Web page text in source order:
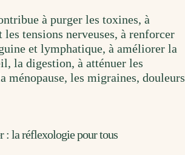
à purger les toxines, à
les tensions nerveuses, à renforcer
et lymphatique, à améliorer la
la digestion, à atténuer les
ménopause, les migraines, douleurs
: la réflexologie pour tous